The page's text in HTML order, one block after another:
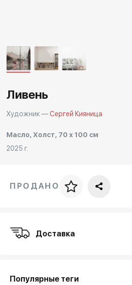
Другие проекты
Ливень
Художник —Сергей Кияница
Масло, Холст, 70 x 100 см
2025 г.
Цена за багет
ПРОДАНО
Доставка
Популярные теги